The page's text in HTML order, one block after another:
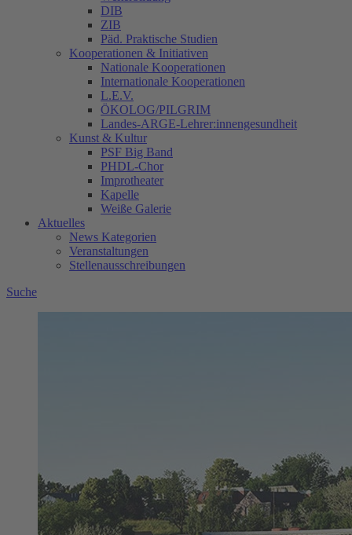
DIB
ZIB
Päd. Praktische Studien
Kooperationen & Initiativen
Nationale Kooperationen
Internationale Kooperationen
L.E.V.
ÖKOLOG/PILGRIM
Landes-ARGE-Lehrer:innengesundheit
Kunst & Kultur
PSF Big Band
PHDL-Chor
Improtheater
Kapelle
Weiße Galerie
Aktuelles
News Kategorien
Veranstaltungen
Stellenausschreibungen
Suche